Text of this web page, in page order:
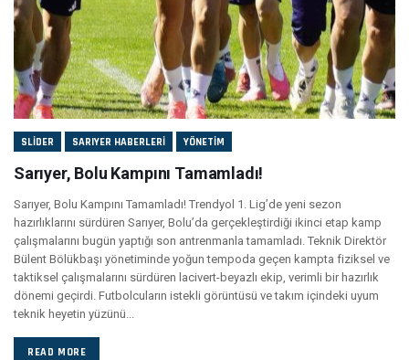
SLIDER SARIYER HABERLERI YÖNETIM
Sarıyer, Bolu Kampını Tamamladı!
Sarıyer, Bolu Kampını Tamamladı! Trendyol 1. Lig’de yeni sezon
hazırlıklarını sürdüren Sarıyer, Bolu’da gerçekleştirdiği ikinci etap kamp
çalışmalarını bugün yaptığı son antrenmanla tamamladı. Teknik Direktör
Bülent Bölükbaşı yönetiminde yoğun tempoda geçen kampta fiziksel ve
taktiksel çalışmalarını sürdüren lacivert-beyazlı ekip, verimli bir hazırlık
dönemi geçirdi. Futbolcuların istekli görüntüsü ve takım içindeki uyum
teknik heyetin yüzünü...
READ MORE